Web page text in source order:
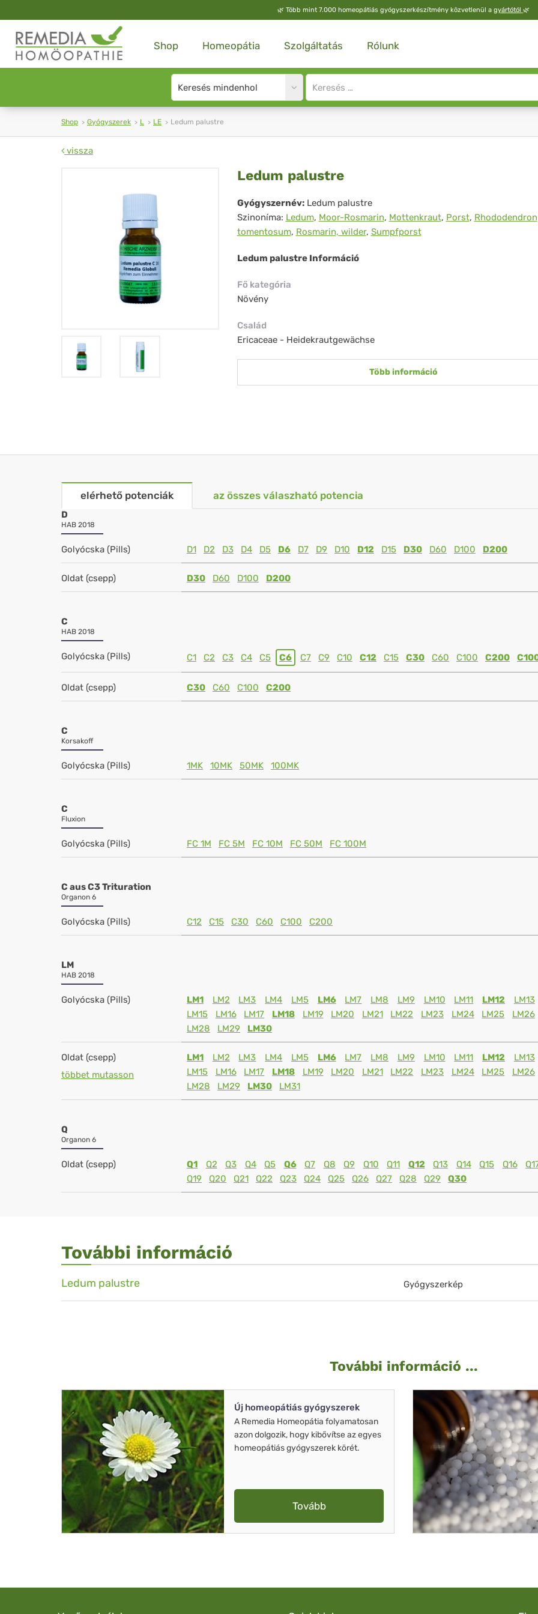
🌿 Több mint 7.000 homeopátiás gyógyszerkészítmény közvetlenül a gyártótól 🌿
Shop Homeopátia Szolgáltatás Rólunk
Search
type
Site
search
Shop Gyógyszerek L LE Ledum palustre
vissza
Ledum
palustre
Ledum palustre
Gyógyszernév: Ledum palustre
Szinoníma: Ledum, Moor-Rosmarin, Mottenkraut, Porst, Rhododendron
tomentosum, Rosmarin, wilder, Sumpfporst
Ledum palustre Információ
Fő kategória
Növény
Család
Ericaceae - Heidekrautgewächse
Több információ
elérhető potenciák az összes válaszható potencia
D
HAB 2018
Golyócska (Pills) D1 D2 D3 D4 D5 D6 D7 D9 D10 D12 D15 D30 D60 D100 D200
Oldat (csepp) D30 D60 D100 D200
C
HAB 2018
Golyócska (Pills) C1 C2 C3 C4 C5 C6 C7 C9 C10 C12 C15 C30 C60 C100 C200
Oldat (csepp) C30 C60 C100 C200
C
Korsakoff
Golyócska (Pills) 1MK 10MK 50MK 100MK
C
Fluxion
Golyócska (Pills) FC 1M FC 5M FC 10M FC 50M FC 100M
C aus C3 Trituration
Organon 6
Golyócska (Pills) C12 C15 C30 C60 C100 C200
LM
HAB 2018
Golyócska (Pills) LM1 LM2 LM3 LM4 LM5 LM6 LM7 LM8 LM9 LM10 LM11 LM12
LM13
LM15
LM16 LM17 LM18 LM19 LM20 LM21 LM22 LM23 LM24 LM25
LM26
LM28
LM29 LM30
Oldat (csepp)
többet mutasson
LM1 LM2 LM3 LM4 LM5 LM6 LM7 LM8 LM9 LM10 LM11 LM12
LM13
LM15
LM16 LM17 LM18 LM19 LM20 LM21 LM22 LM23 LM24 LM25
LM26
LM28
LM29 LM30 LM31
Q
Organon 6
Oldat (csepp) Q1 Q2 Q3 Q4 Q5 Q6 Q7 Q8 Q9 Q10 Q11 Q12 Q13 Q14 Q15 Q16
Q19
Q20 Q21 Q22 Q23 Q24 Q25 Q26 Q27 Q28 Q29 Q30
További információ
Ledum palustre Gyógyszerkép
További információ ...
Új homeopátiás gyógyszerek
A Remedia Homeopátia folyamatosan
azon dolgozik, hogy kibővítse az egyes
homeopátiás gyógyszerek körét.
Tovább